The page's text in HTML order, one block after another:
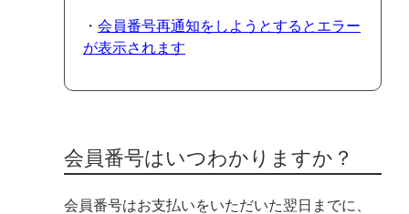
・ 会員番号再通知をしようとするとエラー
が表示されます
会員番号はいつわかりますか？
会員番号はお支払いをいただいた翌日までに、